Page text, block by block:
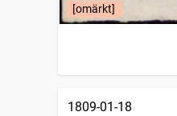
[omärkt]
1809-01-18